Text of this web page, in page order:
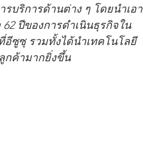
รบริการด้านต่าง ๆ โดยนำเอา
ปีของการดำเนินธุรกิจใน
อีซูซุ รวมทั้งได้นำเทคโนโลยี
กค้ามากยิ่งขึ้น